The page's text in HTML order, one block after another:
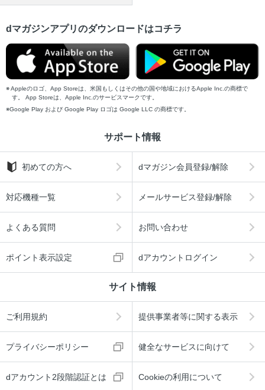
dマガジンアプリのダウンロードはコチラ
Appleのロゴ、App Storeは、米国もしくはその他の国や地域におけるApple Inc.の商標で
す。 App Storeは、Apple Inc.のサービスマークです。
Google Play および Google Play ロゴは Google LLC の商標です。
サポート情報
初めての方へ dマガジン会員登録/解除
対応機種一覧 メールサービス登録/解除
よくある質問 お問い合わせ
ポイント表示設定 dアカウントログイン
サイト情報
ご利用規約 提供事業者等に関する表示
プライバシーポリシー 健全なサービスに向けて
dアカウント2段階認証とは Cookieの利用について